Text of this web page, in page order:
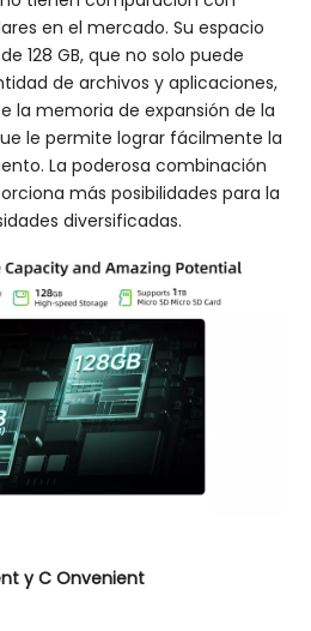
en el mercado. Su espacio
128 GB, que no solo puede
de archivos y aplicaciones,
la memoria de expansión de la
le permite lograr fácilmente la
La poderosa combinación
más posibilidades para la
diversificadas.
yC Onvenient